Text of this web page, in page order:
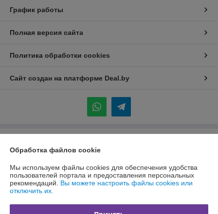
График работы
Полная версия сайта
Политика обработки cookies
Сайт создан на платформе Deal.by
Иванович
г. Минск, ул. Солтыса, 36 кв 101
Регистрационный номер ЕГР: 192311004
УНП: 192311004
Обработка файлов cookie
Мы используем файлы cookies для обеспечения удобства
пользователей портала и предоставления персональных
рекомендаций. Вы можете настроить файлы cookies или
отключить их.